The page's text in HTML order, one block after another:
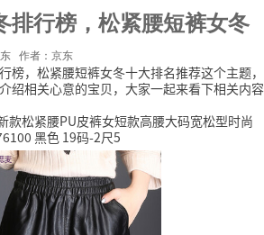
排行榜，松紧腰短裤女冬
作者：京东
榜，松紧腰短裤女冬十大排名推荐这个主题，
绍相关心意的宝贝，大家一起来看下相关内容
款松紧腰PU皮裤女短款高腰大码宽松型时尚
黑色 19码-2尺5